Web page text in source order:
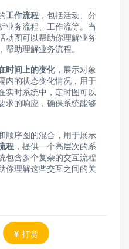
工作流程，包括活动、分
业务流程、工作流等。当
动图可以帮助你理解业务
助理解业务流程。
时间上的变化，展示对象
内的状态变化情况，用于
实时系统中，定时图可以
求的响应，确保系统能够
顺序图的混合，用于展示
程，提供一个高层次的系
包含多个复杂的交互流程
你理解这些交互之间的关
打赏